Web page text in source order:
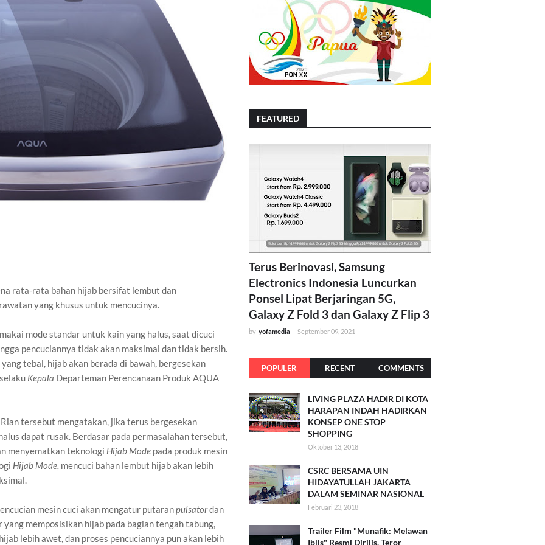
rata-rata bahan hijab bersifat lembut dan
yang khusus untuk mencucinya.
mode standar untuk kain yang halus, saat dicuci
pencuciannya tidak akan maksimal dan tidak bersih.
tebal, hijab akan berada di bawah, bergesekan
Kepala Departeman Perencanaan Produk AQUA
tersebut mengatakan, jika terus bergesekan
dapat rusak. Berdasar pada permasalahan tersebut,
menyematkan teknologi Hijab Mode pada produk mesin
Hijab Mode, mencuci bahan lembut hijab akan lebih
mesin cuci akan mengatur putaranpulsatordan
memposisikan hijab pada bagian tengah tabung,
lebih awet, dan proses pencuciannya pun akan lebih
FEATURED
Terus Berinovasi, Samsung
Electronics Indonesia Luncurkan
Ponsel Lipat Berjaringan 5G,
Galaxy Z Fold 3 dan Galaxy Z Flip 3
by yofamedia - September 09, 2021
POPULER RECENT COMMENTS
LIVING PLAZA HADIR DI KOTA
HARAPAN INDAH HADIRKAN
KONSEP ONE STOP
SHOPPING
Oktober 13, 2018
CSRC BERSAMA UIN
HIDAYATULLAH JAKARTA
DALAM SEMINAR NASIONAL
Februari 23, 2018
Trailer Film "Munafik: Melawan
Iblis" Resmi Dirilis, Teror